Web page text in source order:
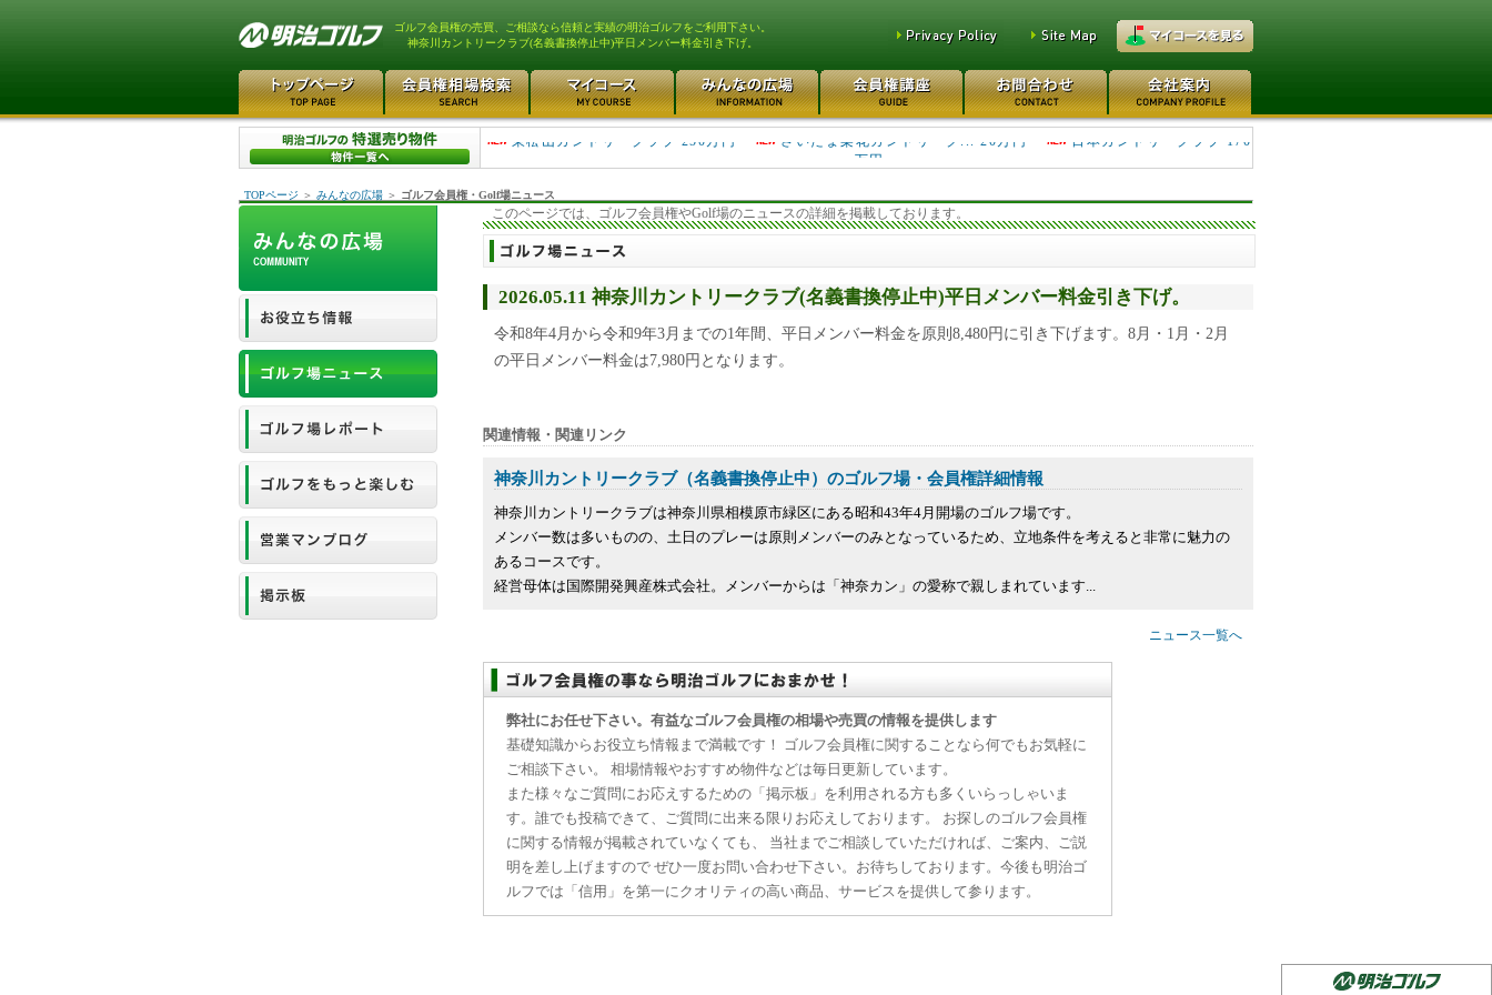
ゴルフ会員権の売買、ご相談なら信頼と実績の明治ゴルフをご利用下さい。
神奈川カントリークラブ(名義書換停止中)平日メンバー料金引き下げ。
平塚富士見カントリークラ... 700万円 都留カントリー倶楽部 55万円
レイクウッドゴルフクラブ
3400万円
東松山カントリークラブ 250万円
さいたま梨花カントリーク... 20万円
日本カントリークラブ 170
万円
TOPページ ＞ みんなの広場 ＞ ゴルフ会員権・Golf場ニュース
このページでは、ゴルフ会員権やGolf場のニュースの詳細を掲載しております。
2026.05.11 神奈川カントリークラブ(名義書換停止中)平日メンバー料金引き下げ。
令和8年4月から令和9年3月までの1年間、平日メンバー料金を原則8,480円に引き下げます。8月・1月・2月
の平日メンバー料金は7,980円となります。
関連情報・関連リンク
神奈川カントリークラブ（名義書換停止中）のゴルフ場・会員権詳細情報
神奈川カントリークラブは神奈川県相模原市緑区にある昭和43年4月開場のゴルフ場です。
メンバー数は多いものの、土日のプレーは原則メンバーのみとなっているため、立地条件を考えると非常に魅力の
あるコースです。
経営母体は国際開発興産株式会社。メンバーからは「神奈カン」の愛称で親しまれています...
ニュース一覧へ
弊社にお任せ下さい。有益なゴルフ会員権の相場や売買の情報を提供します
基礎知識からお役立ち情報まで満載です！ ゴルフ会員権に関することなら何でもお気軽に
ご相談下さい。 相場情報やおすすめ物件などは毎日更新しています。
また様々なご質問にお応えするための「掲示板」を利用される方も多くいらっしゃいま
す。誰でも投稿できて、ご質問に出来る限りお応えしております。 お探しのゴルフ会員権
に関する情報が掲載されていなくても、 当社までご相談していただければ、ご案内、ご説
明を差し上げますので ぜひ一度お問い合わせ下さい。お待ちしております。今後も明治ゴ
ルフでは「信用」を第一にクオリティの高い商品、サービスを提供して参ります。